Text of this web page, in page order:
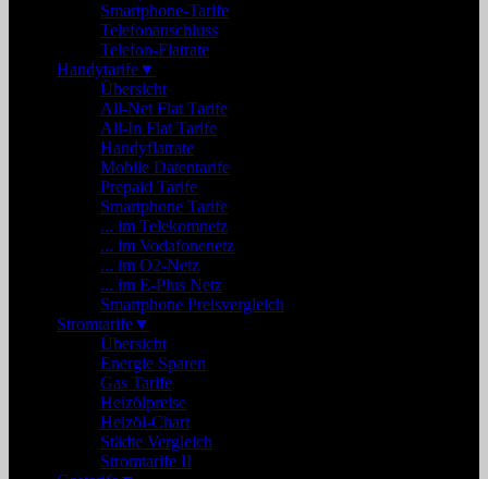
Smartphone-Tarife
Telefonanschluss
Telefon-Flatrate
Handytarife▼
Übersicht
All-Net Flat Tarife
All-In Flat Tarife
Handyflatrate
Mobile Datentarife
Prepaid Tarife
Smartphone Tarife
... im Telekomnetz
... im Vodafonenetz
... im O2-Netz
... im E-Plus Netz
Smartphone Preisvergleich
Stromtarife▼
Übersicht
Energie Sparen
Gas Tarife
Heizölpreise
Heizöl-Chart
Städte Vergleich
Stromtarife II